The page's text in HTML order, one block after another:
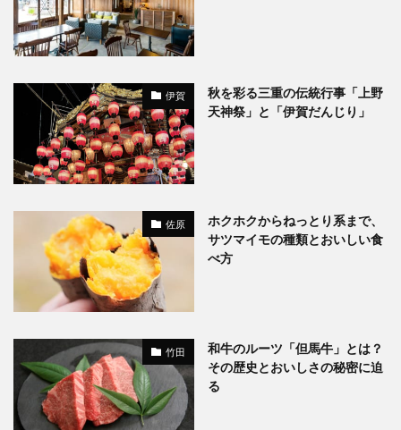
伊賀
秋を彩る三重の伝統行事「上野
天神祭」と「伊賀だんじり」
佐原
ホクホクからねっとり系まで、
サツマイモの種類とおいしい食
べ方
竹田
和牛のルーツ「但馬牛」とは？
その歴史とおいしさの秘密に迫
る